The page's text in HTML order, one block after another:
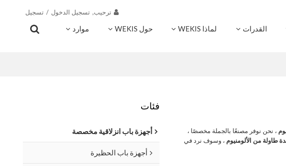
ترحيب, تسجيل الدخول / تسجيل
القدرات لماذا WEKIS حول WEKIS موارد
فئات
أجهزة باب انزلاقية مخصصة
أجهزة باب الحظيرة
، نحن نوفر مصنعًا بالجملة مخصصًا ،
طاولة من الألومنيوم ، وسوف نرد في